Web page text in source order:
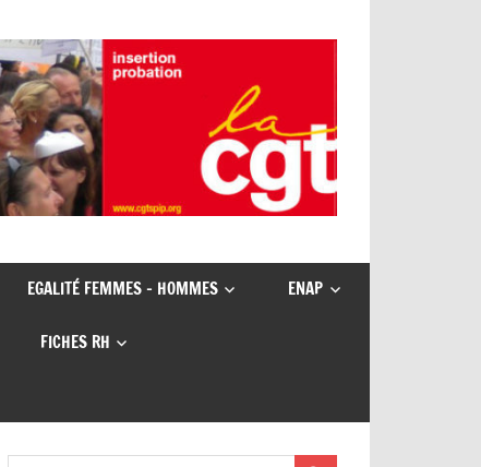
EGALITÉ FEMMES – HOMMES ENAP
FICHES RH